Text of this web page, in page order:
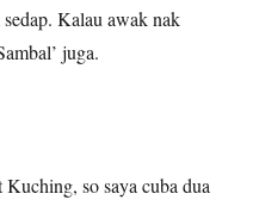
Kalau awak nak
juga.
so saya cuba dua